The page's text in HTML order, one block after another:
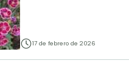
17 de febrero de 2026